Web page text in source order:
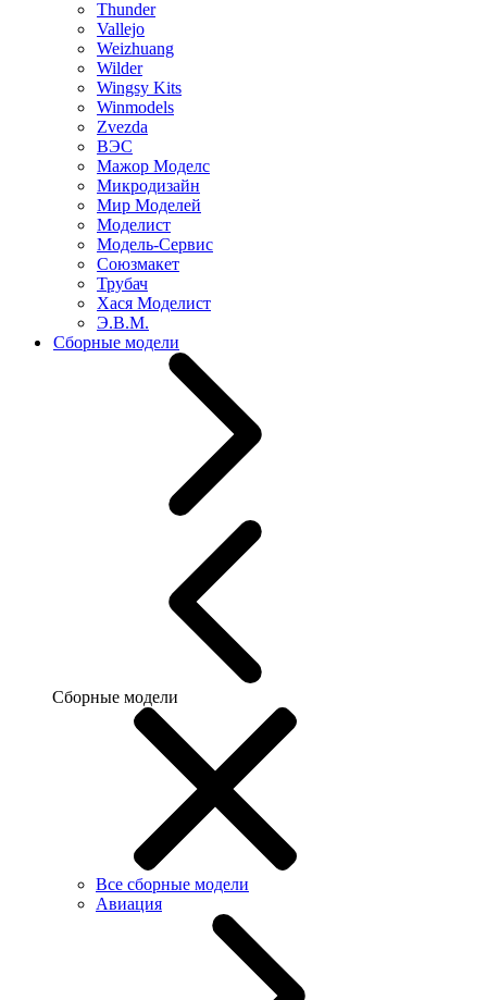
Thunder
Vallejo
Weizhuang
Wilder
Wingsy Kits
Winmodels
Zvezda
ВЭС
Мажор Моделс
Микродизайн
Мир Моделей
Моделист
Модель-Сервис
Союзмакет
Трубач
Хася Моделист
Э.В.М.
Сборные модели
Сборные модели
Все сборные модели
Авиация